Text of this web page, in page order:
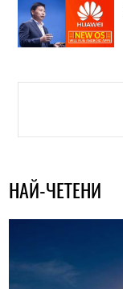
НАЙ-ЧЕТЕНИ